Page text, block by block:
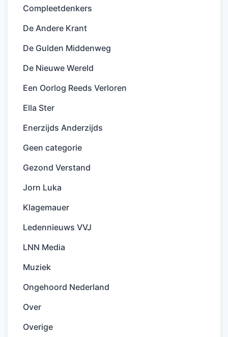
Compleetdenkers
De Andere Krant
De Gulden Middenweg
De Nieuwe Wereld
Een Oorlog Reeds Verloren
Ella Ster
Enerzijds Anderzijds
Geen categorie
Gezond Verstand
Jorn Luka
Klagemauer
Ledennieuws VVJ
LNN Media
Muziek
Ongehoord Nederland
Over
Overige